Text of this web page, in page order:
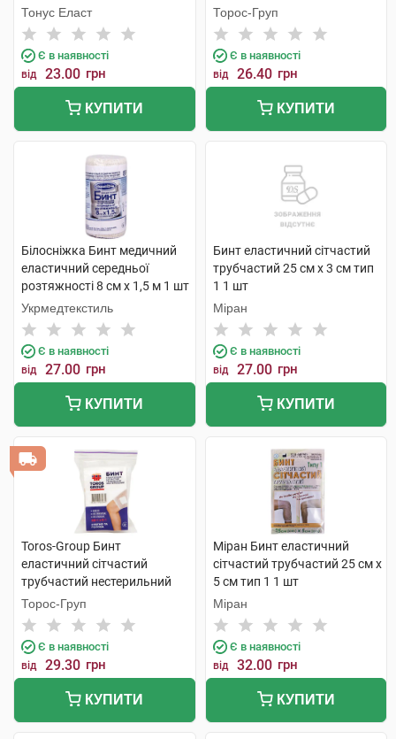
Тонус Еласт
Є в наявності
від 23.00 грн
КУПИТИ
50х3 см коліно 1 шт
Торос-Груп
Є в наявності
від 26.40 грн
КУПИТИ
Білосніжка Бинт медичний
еластичний середньої
розтяжності 8 см х 1,5 м 1 шт
Укрмедтекстиль
Є в наявності
від 27.00 грн
КУПИТИ
Бинт еластичний сітчастий
трубчастий 25 см х 3 см тип
1 1 шт
Міран
Є в наявності
від 27.00 грн
КУПИТИ
Toros-Group Бинт
еластичний сітчастий
трубчастий нестерильний
25х5 см голова та стегно 1
шт
Торос-Груп
Є в наявності
від 29.30 грн
КУПИТИ
Міран Бинт еластичний
сітчастий трубчастий 25 см х
5 см тип 1 1 шт
Міран
Є в наявності
від 32.00 грн
КУПИТИ